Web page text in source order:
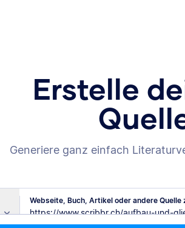
Erstelle
Generiere ganz einfach
Webseite, Buch, Artikel oder andere Quelle